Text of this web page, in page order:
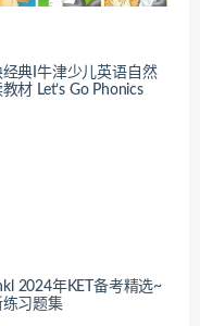
经典I牛津少儿英语自然
材 Let’s Go Phonics
2024年KET备考精选~
练习题集